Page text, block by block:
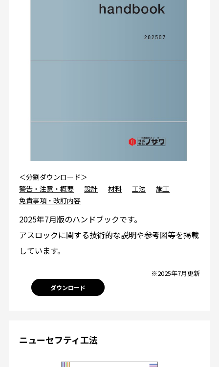
＜分割ダウンロード＞
警告・注意・概要
設計 材料 工法
施工
免責事項・改訂内容
2025年7月版のハンドブックです。
アスロックに関する技術的な説明や参考図等を掲載
しています。
※2025年7月更新
ダウンロード
ニューセフティ工法